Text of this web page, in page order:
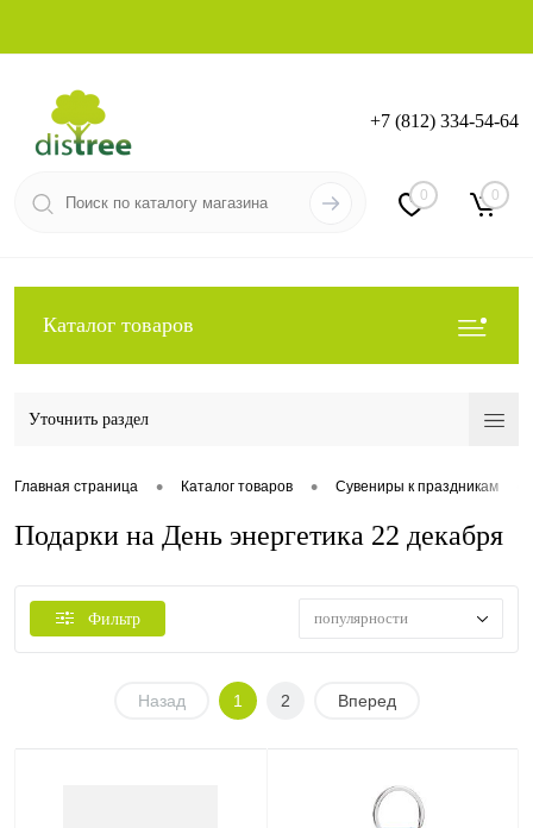
Вход Регистрация
+7 (812) 334-54-64
0 0
Каталог товаров
Уточнить раздел
Главная страница • Каталог товаров • Сувениры к праздникам
Подарки на День энергетика 22 декабря
Фильтр популярности
Назад 1 2 Вперед